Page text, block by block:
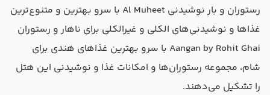
رستوران و بار نوشیدنی Al Muheet با سرو بهترین و متنوع‌ترین
غذاها و نوشیدنی‌های الکلی و غیرالکلی برای ناهار و رستوران
Aangan by Rohit Ghai با سرو بهترین غذاهای هندی برای
شام، مجموعه رستوران‌ها و امکانات غذا و نوشیدنی این هتل
را تشکیل می‌دهند.